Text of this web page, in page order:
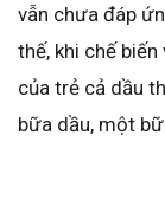
vẫn chưa đáp
thế, khi chế
của trẻ cả dầu
bữa dầu, một